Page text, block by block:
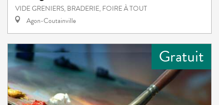
VIDE GRENIERS, BRADERIE, FOIRE À TOUT
Agon-Coutainville
Gratuit